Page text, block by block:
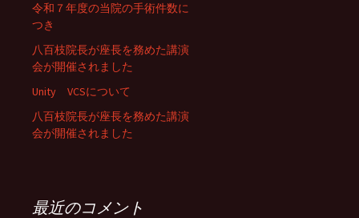
令和７年度の当院の手術件数に
つき
八百枝院長が座長を務めた講演
会が開催されました
Unity VCSについて
八百枝院長が座長を務めた講演
会が開催されました
最近のコメント